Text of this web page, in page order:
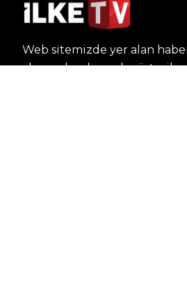
Web sitemizde yer alan
alınmadan, kaynak